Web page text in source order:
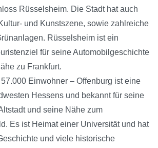
Rüsselsheim. Die Stadt hat auch
und Kunstszene, sowie zahlreiche
Rüsselsheim ist ein
für seine Automobilgeschichte
zu Frankfurt.
Einwohner – Offenburg ist eine
Hessens und bekannt für seine
und seine Nähe zum
Es ist Heimat einer Universität und hat
und viele historische